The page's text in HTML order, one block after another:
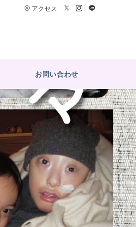
アクセス
お問い合わせ